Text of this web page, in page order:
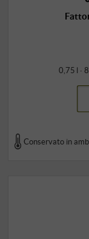
0,75 l ·
Conservato in